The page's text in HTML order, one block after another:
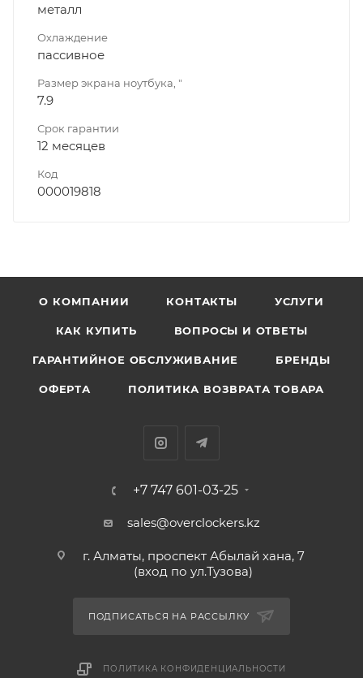
металл
Охлаждение
пассивное
Размер экрана ноутбука, "
7.9
Срок гарантии
12 месяцев
Код
000019818
О КОМПАНИИ КОНТАКТЫ УСЛУГИ
КАК КУПИТЬ ВОПРОСЫ И ОТВЕТЫ
ГАРАНТИЙНОЕ ОБСЛУЖИВАНИЕ БРЕНДЫ
ОФЕРТА ПОЛИТИКА ВОЗВРАТА ТОВАРА
+7 747 601-03-25
sales@overclockers.kz
г. Алматы, проспект Абылай хана, 7
(вход по ул.Тузова)
ПОДПИСАТЬСЯ НА РАССЫЛКУ
ПОЛИТИКА КОНФИДЕНЦИАЛЬНОСТИ